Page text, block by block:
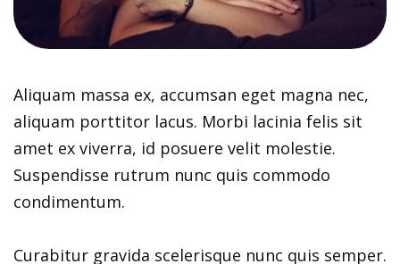
Aliquam massa ex, accumsan eget magna nec,
aliquam porttitor lacus. Morbi lacinia felis sit
amet ex viverra, id posuere velit molestie.
Suspendisse rutrum nunc quis commodo
condimentum.
Curabitur gravida scelerisque nunc quis semper.